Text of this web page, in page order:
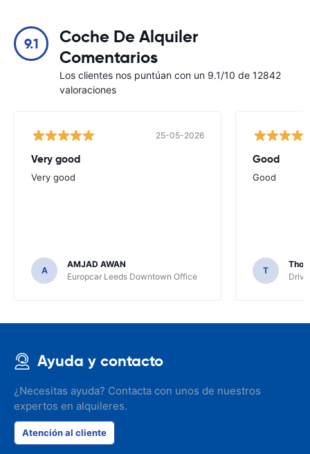
9.1
Coche De Alquiler
Comentarios
Los clientes nos puntúan con un 9.1/10 de 12842
valoraciones
25-05-2026
Very good
Very good
A
AMJAD AWAN
Europcar Leeds Downtown Office
Good
Good
T
Ayuda y contacto
¿Necesitas ayuda? Contacta con unos de nuestros
expertos en alquileres.
Atención al cliente